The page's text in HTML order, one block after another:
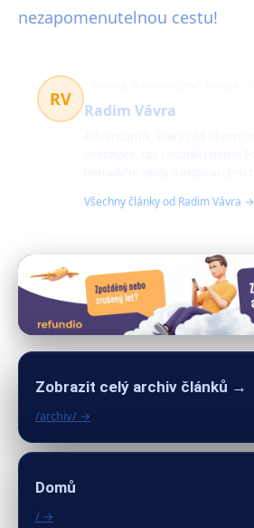
nezapomenutelnou cestu!
RV
Radim Vávra
Všechny články od Radim Vávra →
Zobrazit celý archiv článků →
/archiv/ →
Domů
/ →